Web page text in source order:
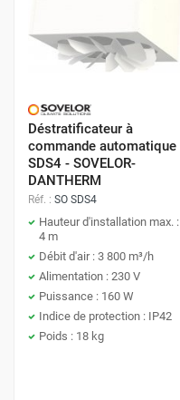
Déstratificateur à
commande automatique
SDS4 - SOVELOR-
DANTHERM
Réf. : SO SDS4
Hauteur d'installation max. :
4 m
Débit d'air : 3 800 m³/h
Alimentation : 230 V
Puissance : 160 W
Indice de protection : IP42
Poids : 18 kg